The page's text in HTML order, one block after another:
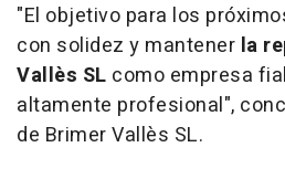
"El objetivo para los
con solidez y mantener la
Vallès SL como empresa
altamente profesional",
de Brimer Vallès SL.